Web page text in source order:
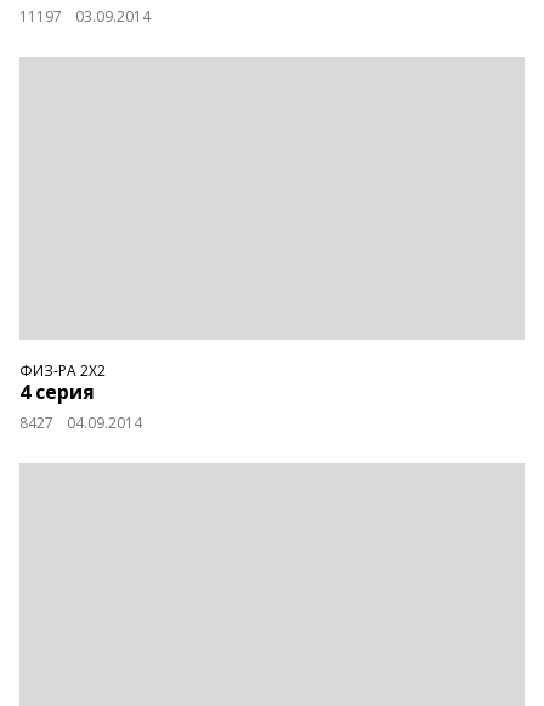
11197 03.09.2014
ФИЗ-РА 2Х2
4 серия
8427 04.09.2014